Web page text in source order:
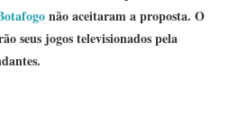
não aceitaram a proposta. O
seus jogos televisionados pela